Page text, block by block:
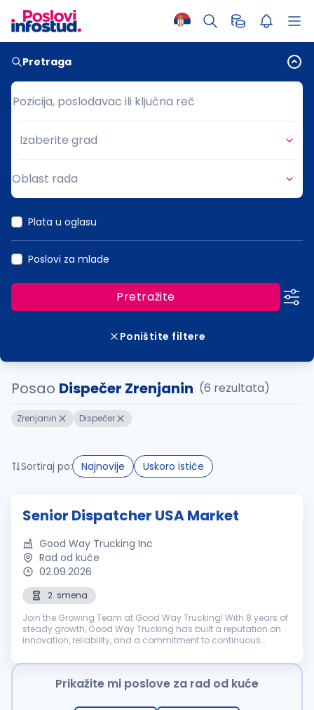
Pretraga
Pozicija, poslodavac ili ključna reč
Pozicija, poslodavac ili ključna reč
Grad
Izaberite grad
Oblast rada
Plata u oglasu
Poslovi za mlade
Pretražite
Poništite filtere
Posao Dispečer Zrenjanin (6 rezultata)
Zrenjanin Dispečer
Sortiraj po: Najnovije Uskoro ističe
Senior Dispatcher USA Market
Good Way Trucking Inc
Rad od kuće
02.09.2026
2. smena
Join the Growing Team at Good Way Trucking! With 8 years of
steady growth, Good Way Trucking has built a reputation on
innovation, reliability, and a commitment to continuous
individuals to grow...
Prikažite mi poslove za rad od kuće